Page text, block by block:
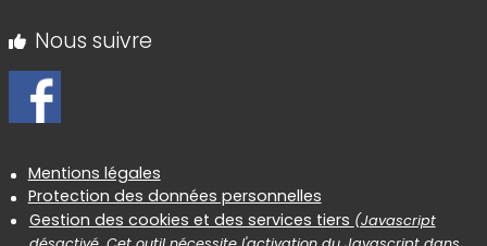
Nous suivre
Informations réglementaires
Mentions légales
Protection des données personnelles
Gestion des cookies et des services tiers (Javascript